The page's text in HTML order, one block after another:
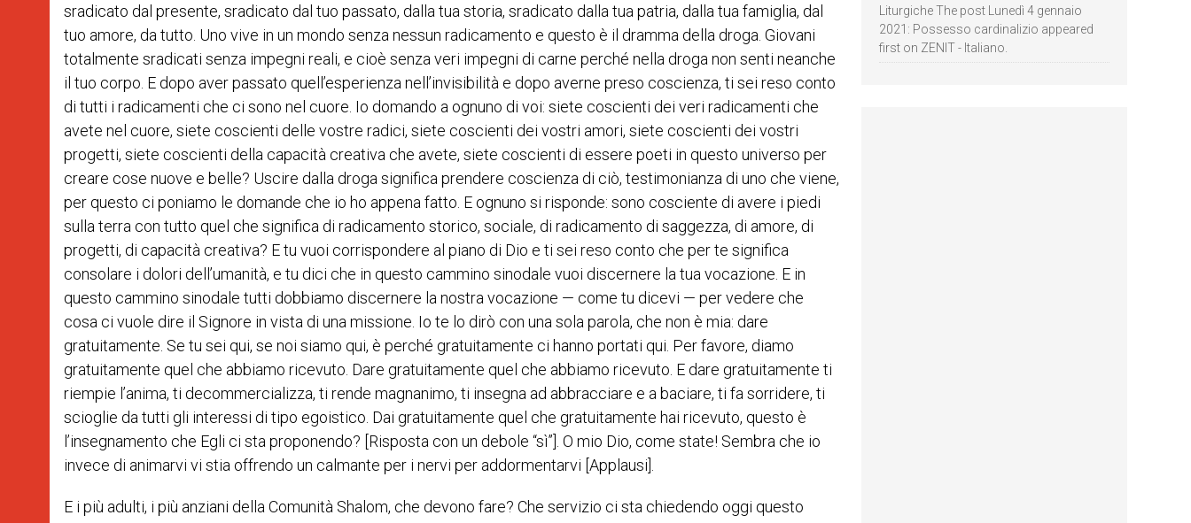
sradicato dal presente, sradicato dal tuo passato, dalla tua storia, sradicato dalla tua patria, dalla tua famiglia, dal
tuo amore, da tutto. Uno vive in un mondo senza nessun radicamento e questo è il dramma della droga. Giovani
totalmente sradicati senza impegni reali, e cioè senza veri impegni di carne perché nella droga non senti neanche
il tuo corpo. E dopo aver passato quell’esperienza nell’invisibilità e dopo averne preso coscienza, ti sei reso conto
di tutti i radicamenti che ci sono nel cuore. Io domando a ognuno di voi: siete coscienti dei veri radicamenti che
avete nel cuore, siete coscienti delle vostre radici, siete coscienti dei vostri amori, siete coscienti dei vostri
progetti, siete coscienti della capacità creativa che avete, siete coscienti di essere poeti in questo universo per
creare cose nuove e belle? Uscire dalla droga significa prendere coscienza di ciò, testimonianza di uno che viene,
per questo ci poniamo le domande che io ho appena fatto. E ognuno si risponde: sono cosciente di avere i piedi
sulla terra con tutto quel che significa di radicamento storico, sociale, di radicamento di saggezza, di amore, di
progetti, di capacità creativa? E tu vuoi corrispondere al piano di Dio e ti sei reso conto che per te significa
consolare i dolori dell’umanità, e tu dici che in questo cammino sinodale vuoi discernere la tua vocazione. E in
questo cammino sinodale tutti dobbiamo discernere la nostra vocazione — come tu dicevi — per vedere che
cosa ci vuole dire il Signore in vista di una missione. Io te lo dirò con una sola parola, che non è mia: dare
gratuitamente. Se tu sei qui, se noi siamo qui, è perché gratuitamente ci hanno portati qui. Per favore, diamo
gratuitamente quel che abbiamo ricevuto. Dare gratuitamente quel che abbiamo ricevuto. E dare gratuitamente ti
riempie l’anima, ti decommercializza, ti rende magnanimo, ti insegna ad abbracciare e a baciare, ti fa sorridere, ti
scioglie da tutti gli interessi di tipo egoistico. Dai gratuitamente quel che gratuitamente hai ricevuto, questo è
l’insegnamento che Egli ci sta proponendo? [Risposta con un debole “sì”]. O mio Dio, come state! Sembra che io
invece di animarvi vi stia offrendo un calmante per i nervi per addormentarvi [Applausi].
E i più adulti, i più anziani della Comunità Shalom, che devono fare? Che servizio ci sta chiedendo oggi questo
Liturgiche The post Lunedì 4 gennaio
2021: Possesso cardinalizio appeared
first on ZENIT - Italiano.